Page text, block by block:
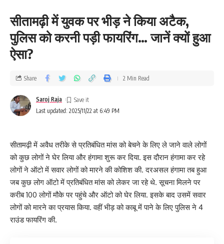
सीतामढ़ी में युवक पर भीड़ ने किया अटैक,
पुलिस को करनी पड़ी फायरिंग… जानें क्यों हुआ
ऐसा?
Last updated: 2025/11/22 at 6:49 PM
Saroj Raja
Share 2 Min Read
सीतामढ़ी में अवैध तरीके से प्रतिबंधित मांस को बेचने के लिए ले जाने वाले लोगों
को कुछ लोगों ने घेर लिया और हंगामा शुरू कर दिया. इस दौरान हंगामा कर रहे
लोगों ने ऑटो में सवार लोगों को मारने की कोशिश की. दरअसल हंगामा तब हुआ
जब कुछ लोग ऑटो में प्रतिबंधित मांस को लेकर जा रहे थे. सूचना मिलने पर
करीब 100 लोगों मौके पर पहुंचे और ऑटो को घेर लिया. इसके बाद उसमें सवार
लोगों को मारने का प्रयास किया. वहीं भीड़ को काबू में पाने के लिए पुलिस ने 4
राउंड फायरिंग की.